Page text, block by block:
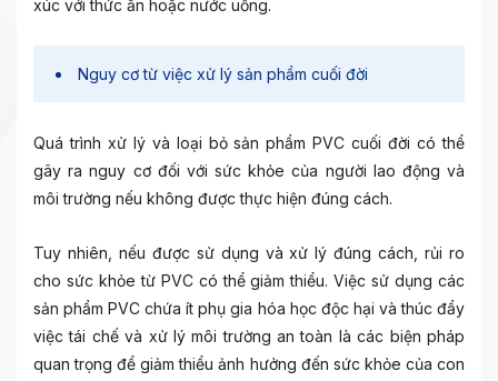
xúc với thức ăn hoặc nước uống.
Nguy cơ từ việc xử lý sản phẩm cuối đời
Quá trình xử lý và loại bỏ sản phẩm PVC cuối đời có thể
gây ra nguy cơ đối với sức khỏe của người lao động và
môi trường nếu không được thực hiện đúng cách.
Tuy nhiên, nếu được sử dụng và xử lý đúng cách, rủi ro
cho sức khỏe từ PVC có thể giảm thiểu. Việc sử dụng các
sản phẩm PVC chứa ít phụ gia hóa học độc hại và thúc đẩy
việc tái chế và xử lý môi trường an toàn là các biện pháp
quan trọng để giảm thiểu ảnh hưởng đến sức khỏe của con